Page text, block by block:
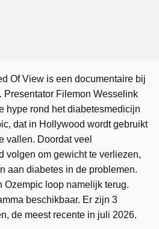
Of View is een documentaire bij
Presentator Filemon Wesselink
hype rond het diabetesmedicijn
dat in Hollywood wordt gebruikt
vallen. Doordat veel
volgen om gewicht te verliezen,
aan diabetes in de problemen.
Ozempic loop namelijk terug.
beschikbaar. Er zijn 3
de meest recente in juli 2026.